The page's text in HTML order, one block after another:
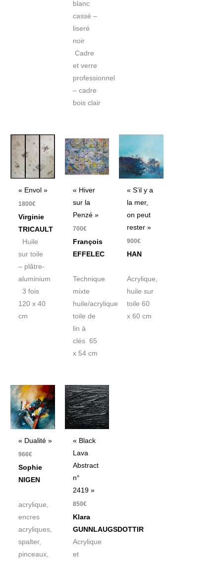
blanc
cassé –
liseré
noir
Cadre
et verre
professionnel
– cadre
bois clair
« Envol »
1800€
Virginie
TRICAULT
Huile
sur toile
– plâtre-
aluminium
3 fois
120 x 40
cm
« Hiver
sur la
Penzé »
700€
François
EFFELEC
Technique
mixte
huile/acrylique
toile de
lin à
clés 65
x 54 cm
« S’il y a
la mer,
on peut
rester »
900€
HAN
Acrylique,
huile sur
toile 60
x 60 cm
« Dualité »
966€
Sophie
NIGEN
acrylique,
encres
acryliques,
spalter,
pinceaux,
« Black
Lava
Abstract
n°
2419 »
850€
Klara
GUNNLAUGSDOTTIR
Acrylique
et